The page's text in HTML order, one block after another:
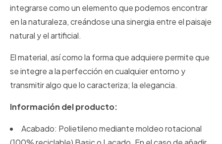
integrarse como un elemento que podemos encontrar
en la naturaleza, creándose una sinergia entre el paisaje
natural y el artificial.
El material, así como la forma que adquiere permite que
se integre a la perfección en cualquier entorno y
transmitir algo que lo caracteriza; la elegancia.
Información del producto:
Acabado: Polietileno mediante moldeo rotacional